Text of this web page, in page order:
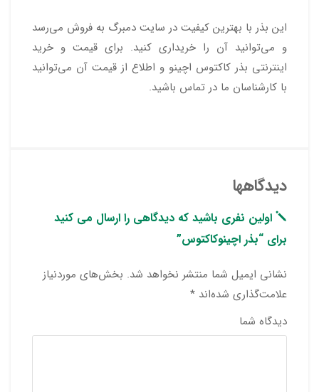
این بذر با بهترین کیفیت در سایت دمبرگ به فروش می‌رسد
و می‌توانید آن را خریداری کنید. برای قیمت و خرید
اینترنتی بذر کاکتوس اچینو و اطلاع از قیمت آن می‌توانید
با کارشناسان ما در تماس باشید.
دیدگاهها
اولین نفری باشید که دیدگاهی را ارسال می کنید
برای “بذر اچینوکاکتوس”
نشانی ایمیل شما منتشر نخواهد شد. بخش‌های موردنیاز
علامت‌گذاری شده‌اند *
دیدگاه شما